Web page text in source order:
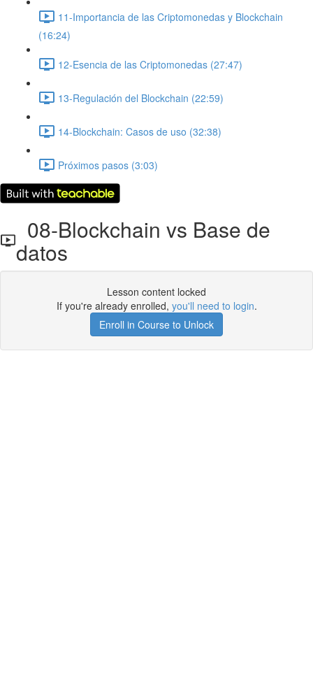
11-Importancia de las Criptomonedas y Blockchain
(16:24)
12-Esencia de las Criptomonedas (27:47)
13-Regulación del Blockchain (22:59)
14-Blockchain: Casos de uso (32:38)
Próximos pasos (3:03)
08-Blockchain vs Base de
datos
Lesson content locked
If you're already enrolled, you'll need to login.
Enroll in Course to Unlock